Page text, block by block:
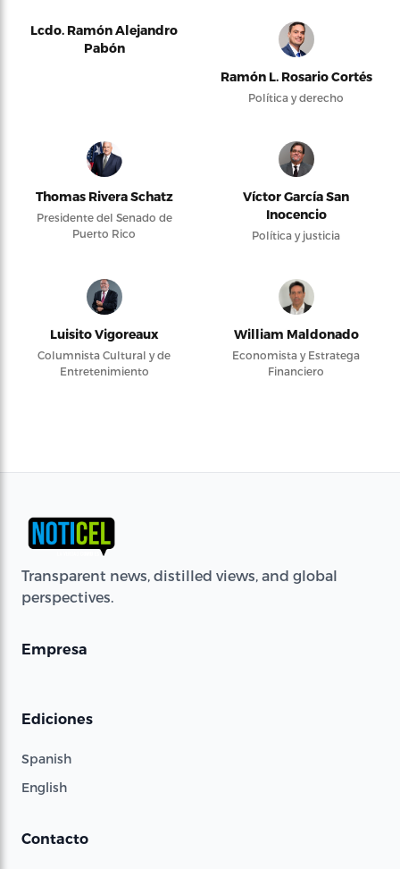
Lcdo. Ramón Alejandro
Pabón
Ramón L. Rosario Cortés
Política y derecho
Thomas Rivera Schatz
Presidente del Senado de
Puerto Rico
Víctor García San
Inocencio
Política y justicia
Luisito Vigoreaux
Columnista Cultural y de
Entretenimiento
William Maldonado
Economista y Estratega
Financiero
Transparent news, distilled views, and global
perspectives.
Empresa
Ediciones
Spanish
English
Contacto